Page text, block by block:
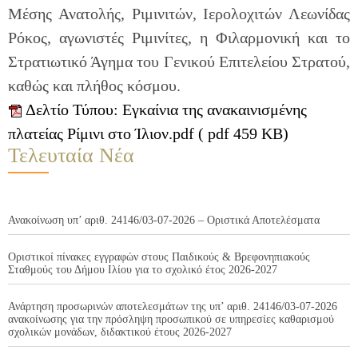
Μέσης Ανατολής, Ριμινιτών, Ιερολοχιτών Λεωνίδας
Ρόκος, αγωνιστές Ριμινίτες, η Φιλαρμονική και το
Στρατιωτικό Άγημα του Γενικού Επιτελείου Στρατού,
καθώς και πλήθος κόσμου.
Δελτίο Τύπου: Εγκαίνια της ανακαινισμένης
πλατείας Ρίμινι στο Ίλιον.pdf ( pdf 459 KB)
Τελευταία Νέα
Ανακοίνωση υπ’ αριθ. 24146/03-07-2026 – Οριστικά Αποτελέσματα
Οριστικοί πίνακες εγγραφών στους Παιδικούς & Βρεφονηπιακούς
Σταθμούς του Δήμου Ιλίου για το σχολικό έτος 2026-2027
Ανάρτηση προσωρινών αποτελεσμάτων της υπ’ αριθ. 24146/03-07-2026
ανακοίνωσης για την πρόσληψη προσωπικού σε υπηρεσίες καθαρισμού
σχολικών μονάδων, διδακτικού έτους 2026-2027